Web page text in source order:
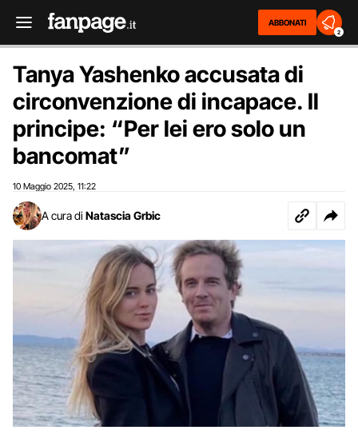
ABBONATI
2
Tanya Yashenko accusata di
circonvenzione di incapace. Il
principe: “Per lei ero solo un
bancomat”
10 Maggio 2025 11:22
A cura di Natascia Grbic